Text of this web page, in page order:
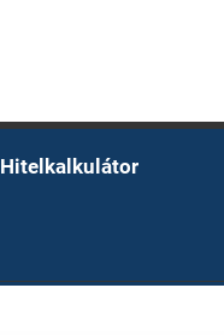
Hitelkalkulátor